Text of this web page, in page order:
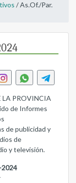
/ As.Of./Par.
LA PROVINCIA
de Informes
de publicidad y
de
y televisión.